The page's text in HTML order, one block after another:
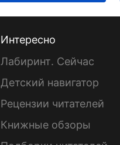
Интересно
Лабиринт. Сейчас
Детский навигатор
Рецензии читателей
Книжные обзоры